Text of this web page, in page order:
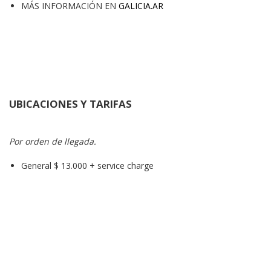
MÁS INFORMACIÓN EN GALICIA.AR
UBICACIONES Y TARIFAS
Por orden de llegada.
General $ 13.000 + service charge